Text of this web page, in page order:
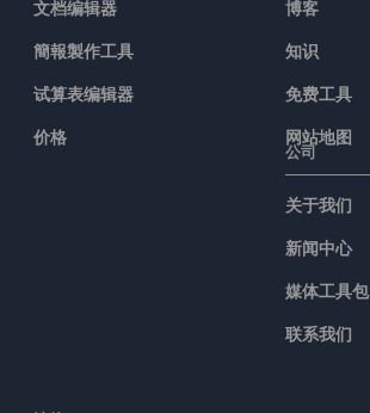
文档编辑器
簡報製作工具
试算表编辑器
价格
博客
知识
免费工具
网站地图
公司
关于我们
新闻中心
媒体工具包
联系我们